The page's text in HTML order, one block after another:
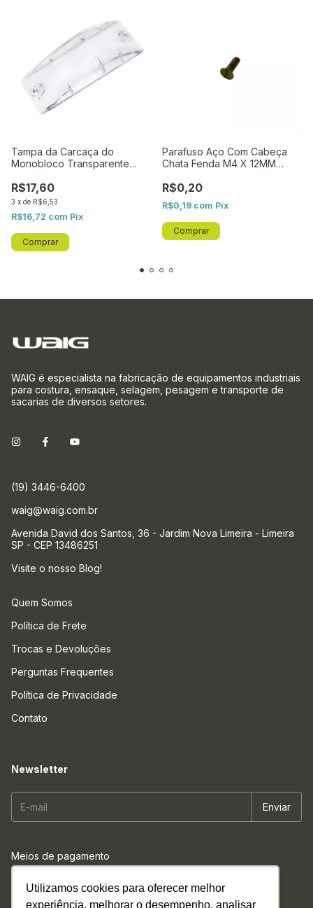
Utilizamos cookies para oferecer melhor
experiência, melhorar o desempenho, analisar
Tampa da Carcaça do
Monobloco Transparente
R$17,60
3 x de R$6,53
R$16,72 com Pix
Parafuso Aço Com Cabeça
Chata Fenda M4 X 12MM
R$0,20
R$0,19 com Pix
WAIG é especialista na fabricação de equipamentos industriais
para costura, ensaque, selagem, pesagem e transporte de
sacarias de diversos setores.
(19) 3446-6400
waig@waig.com.br
Avenida David dos Santos, 36 - Jardim Nova Limeira - Limeira
SP - CEP 13486251
Visite o nosso Blog!
Quem Somos
Política de Frete
Trocas e Devoluções
Perguntas Frequentes
Política de Privacidade
Contato
Newsletter
Meios de pagamento
Meios de envio